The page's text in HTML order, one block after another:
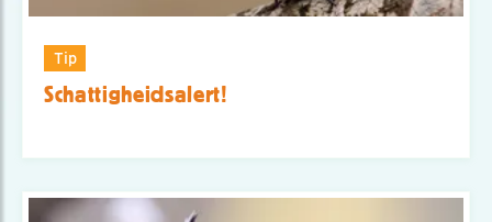
Tip
Schattigheidsalert!